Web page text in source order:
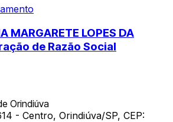
MARGARETE LOPES DA
de Razão Social
Orindiúva
- Centro, Orindiúva/SP, CEP: